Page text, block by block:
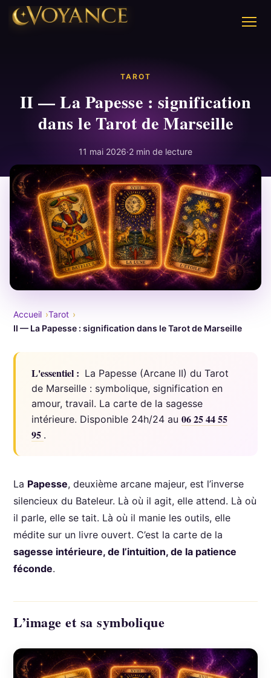
TAROT
II — La Papesse : signification
dans le Tarot de Marseille
11 mai 2026·2 min de lecture
Accueil
Tarot
II — La Papesse : signification dans le Tarot de Marseille
L'essentiel : La Papesse (Arcane II) du Tarot
de Marseille : symbolique, signification en
amour, travail. La carte de la sagesse
intérieure. Disponible 24h/24 au 06 25 44 55
95 .
La Papesse, deuxième arcane majeur, est l’inverse
silencieux du Bateleur. Là où il agit, elle attend. Là où
il parle, elle se tait. Là où il manie les outils, elle
médite sur un livre ouvert. C’est la carte de la
sagesse intérieure, de l’intuition, de la patience
féconde.
L’image et sa symbolique